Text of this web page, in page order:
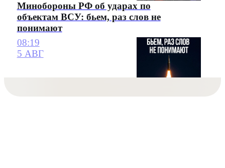
Минобороны РФ об ударах по
объектам ВСУ: бьем, раз слов не
понимают
08:19
5 АВГ